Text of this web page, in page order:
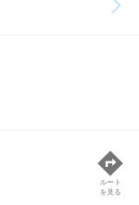
ルート
を見る